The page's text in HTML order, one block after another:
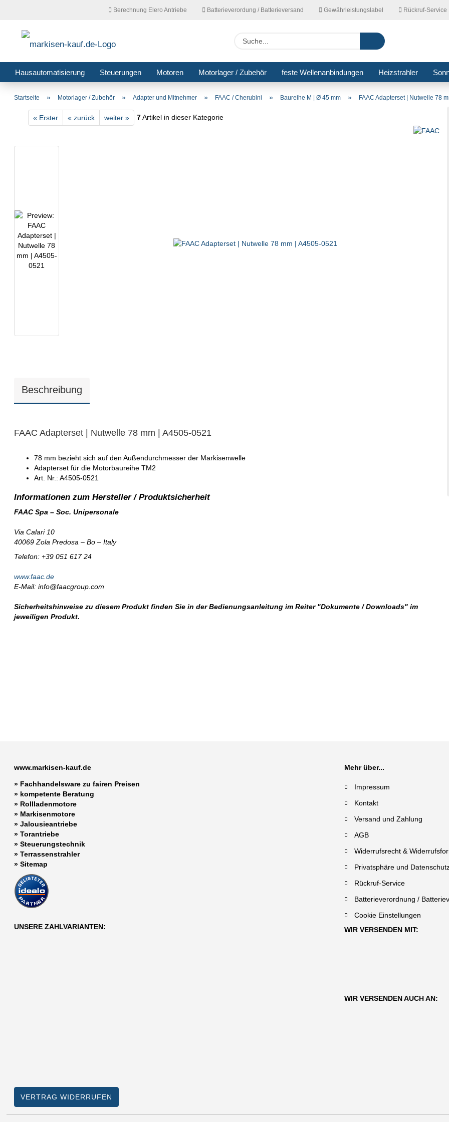
Berechnung Elero Antriebe Batterieverordung / Batterieversand Gewährleistungslabel Rückruf-Service
Suche...
Hausautomatisierung Steuerungen Motoren Motorlager / Zubehör feste Wellenanbindungen Heizstrahler
Startseite » Motorlager / Zubehör » Adapter und Mitnehmer » FAAC / Cherubini » Baureihe M | Ø 45 mm » FAAC Adapterset | Nutwelle 78
« Erster « zurück weiter » 7Artikel in dieser Kategorie
Beschreibung
FAAC Adapterset | Nutwelle 78 mm | A4505-0521
78 mm bezieht sich auf den Außendurchmesser der Markisenwelle
Adapterset für die Motorbaureihe TM2
Art. Nr.: A4505-0521
FAAC Spa – Soc. Unipersonale
Via Calari 10
40069 Zola Predosa – Bo – Italy
Telefon: +39 051 617 24
www.faac.de
E-Mail: info@faacgroup.com
Sicherheitshinweise zu diesem Produkt finden Sie in der Bedienungsanleitung im Reiter "Dokumente / Downloads" im
jeweiligen Produkt.
www.markisen-kauf.de
» Fachhandelsware zu fairen Preisen
» kompetente Beratung
» Rollladenmotore
» Markisenmotore
»Jalousieantriebe
»Torantriebe
» Steuerungstechnik
»Terrassenstrahler
»Sitemap
Mehr über...
Impressum
Kontakt
Versand und Zahlung
AGB
Widerrufsrecht &
Privatsphäre und
Rückruf-Service
Batterieverordnung /
Cookie Einstellungen
UNSERE ZAHLVARIANTEN:
WIR VERSENDEN MIT:
WIR VERSENDEN AUCH AN:
VERTRAG WIDERRUFEN